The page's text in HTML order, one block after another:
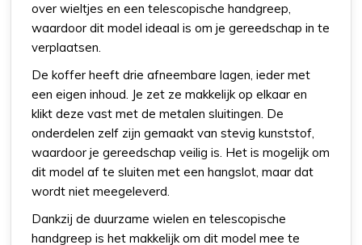
over wieltjes en een telescopische handgreep,
waardoor dit model ideaal is om je gereedschap in te
verplaatsen.
De koffer heeft drie afneembare lagen, ieder met
een eigen inhoud. Je zet ze makkelijk op elkaar en
klikt deze vast met de metalen sluitingen. De
onderdelen zelf zijn gemaakt van stevig kunststof,
waardoor je gereedschap veilig is. Het is mogelijk om
dit model af te sluiten met een hangslot, maar dat
wordt niet meegeleverd.
Dankzij de duurzame wielen en telescopische
handgreep is het makkelijk om dit model mee te